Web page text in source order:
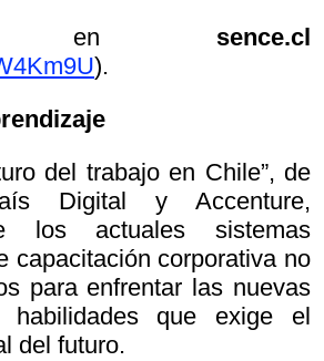
en sence.cl
).
del trabajo en Chile”, de
Digital y Accenture,
los actuales sistemas
capacitación corporativa no
para enfrentar las nuevas
habilidades que exige el
del futuro.